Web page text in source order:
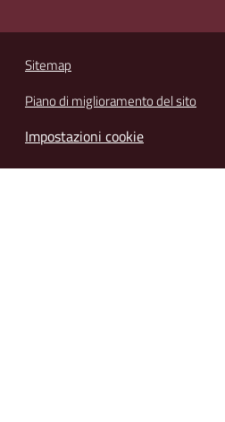
Sitemap
Piano di miglioramento del sito
Impostazioni cookie